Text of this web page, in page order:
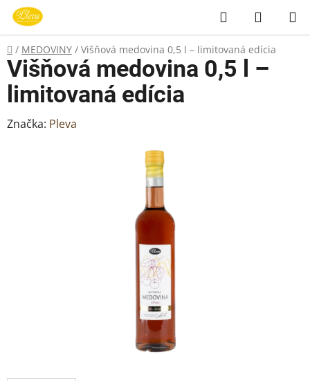
Prejsť
obsah
Hľadať
KOŠÍK
Domov
/ MEDOVINY / Višňová medovina 0,5 l – limitovaná edícia
Višňová medovina 0,5 l –
limitovaná edícia
Značka: Pleva